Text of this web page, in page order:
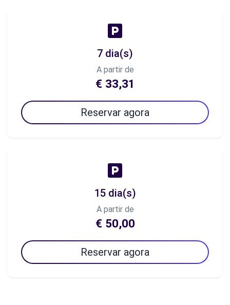
7 dia(s)
A partir de
€ 33,31
Reservar agora
15 dia(s)
A partir de
€ 50,00
Reservar agora